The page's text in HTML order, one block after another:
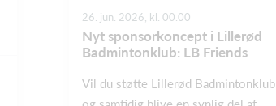
26. jun. 2026, kl. 00.00
Nyt sponsorkoncept i Lillerød
Badmintonklub: LB Friends
Vil du støtte Lillerød Badmintonklub